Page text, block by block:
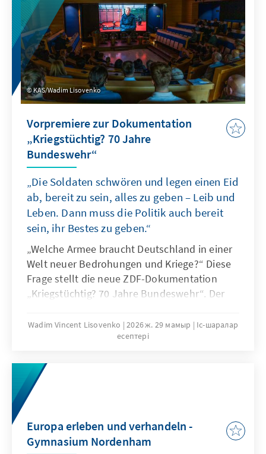
KAS/Wadim Lisovenko
Vorpremiere zur Dokumentation
„Kriegstüchtig? 70 Jahre
Bundeswehr“
„Die Soldaten schwören und legen einen Eid
ab, bereit zu sein, alles zu geben – Leib und
Leben. Dann muss die Politik auch bereit
sein, ihr Bestes zu geben.“
„Welche Armee braucht Deutschland in einer
Welt neuer Bedrohungen und Kriege?“ Diese
Frage stellt die neue ZDF-Dokumentation
„Kriegstüchtig? 70 Jahre Bundeswehr“. Der
Streitkräfte seit ihrer Gründung nach und
stellt zugleich die drängende Frage nach ihrer
veränderten sicherheitspolitischen Lage. Im
Anschluss diskutierten der Militärhistoriker
Prof. Dr. Sönke Neitzel, Oberstleutnant Prof.
Otte sowie der Autor des Films, Jörg Müllner,
über die Herausforderungen der Bundeswehr
Wadim Vincent Lisovenko 2026 ж. 29 мамыр
Іс-шаралар
есептері
Europa erleben und verhandeln -
Gymnasium Nordenham